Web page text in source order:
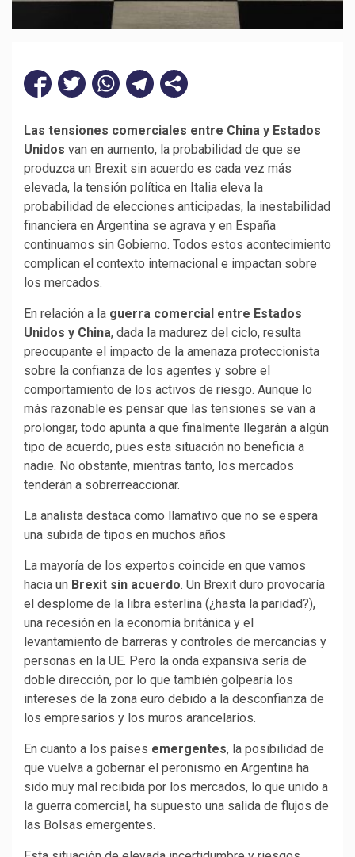
Las tensiones comerciales entre China y Estados
Unidos van en aumento, la probabilidad de que se
produzca un Brexit sin acuerdo es cada vez más
elevada, la tensión política en Italia eleva la
probabilidad de elecciones anticipadas, la inestabilidad
financiera en Argentina se agrava y en España
continuamos sin Gobierno. Todos estos acontecimiento
complican el contexto internacional e impactan sobre
los mercados.
En relación a la guerra comercial entre Estados
Unidos y China, dada la madurez del ciclo, resulta
preocupante el impacto de la amenaza proteccionista
sobre la confianza de los agentes y sobre el
comportamiento de los activos de riesgo. Aunque lo
más razonable es pensar que las tensiones se van a
prolongar, todo apunta a que finalmente llegarán a algún
tipo de acuerdo, pues esta situación no beneficia a
nadie. No obstante, mientras tanto, los mercados
tenderán a sobrerreaccionar.
La analista destaca como llamativo que no se espera
una subida de tipos en muchos años
La mayoría de los expertos coincide en que vamos
hacia un Brexit sin acuerdo. Un Brexit duro provocaría
el desplome de la libra esterlina (¿hasta la paridad?),
una recesión en la economía británica y el
levantamiento de barreras y controles de mercancías y
personas en la UE. Pero la onda expansiva sería de
doble dirección, por lo que también golpearía los
intereses de la zona euro debido a la desconfianza de
los empresarios y los muros arancelarios.
En cuanto a los países emergentes, la posibilidad de
que vuelva a gobernar el peronismo en Argentina ha
sido muy mal recibida por los mercados, lo que unido a
la guerra comercial, ha supuesto una salida de flujos de
las Bolsas emergentes.